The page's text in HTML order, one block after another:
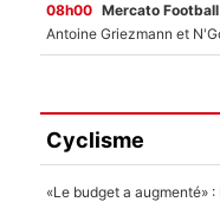
08h00 Mercato Football
Cyclisme